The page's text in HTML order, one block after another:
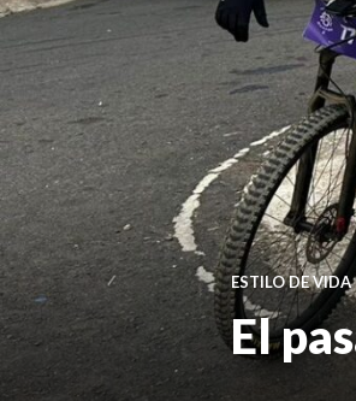
ESTILO DE VIDA
El